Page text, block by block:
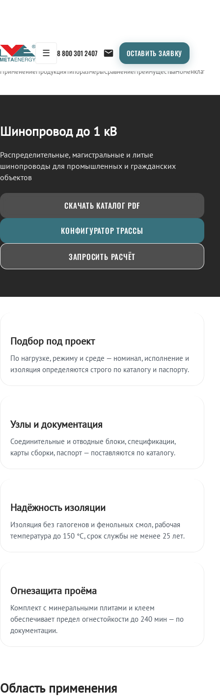
☰ 8 800 301 2407 ОСТАВИТЬ ЗАЯВКУ
← Продукция/ШИНОПРОВОД
ПрименениеПродукцияТипоразмерыСравнениеПреимуществаНоменклатура
Шинопровод до 1 кВ
Распределительные, магистральные и литые
шинопроводы для промышленных и гражданских
объектов
СКАЧАТЬ КАТАЛОГ PDF
КОНФИГУРАТОР ТРАССЫ
ЗАПРОСИТЬ РАСЧЁТ
Подбор под проект
По нагрузке, режиму и среде — номинал, исполнение и
изоляция определяются строго по каталогу и паспорту.
Узлы и документация
Соединительные и отводные блоки, спецификации,
карты сборки, паспорт — поставляются по каталогу.
Надёжность изоляции
Изоляция без галогенов и фенольных смол, рабочая
температура до 150 °C, срок службы не менее 25 лет.
Огнезащита проёма
Комплект с минеральными плитами и клеем
обеспечивает предел огнестойкости до 240 мин — по
документации.
Область применения